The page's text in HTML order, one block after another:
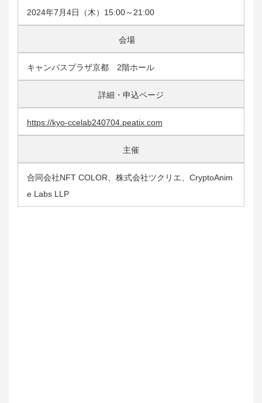
2024年7月4日（木）15:00～21:00
会場
キャンパスプラザ京都 2階ホール
詳細・申込ページ
https://kyo-ccelab240704.peatix.com
主催
合同会社NFT COLOR、株式会社ツクリエ、CryptoAnim
e Labs LLP